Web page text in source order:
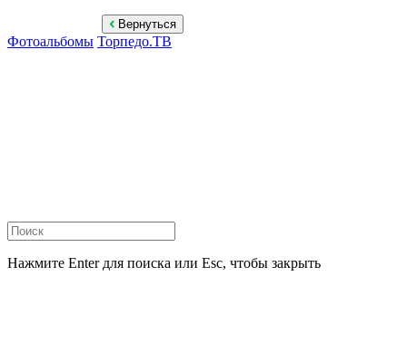
Вернуться
Фотоальбомы Торпедо.ТВ
Нажмите Enter для поиска или Esc, чтобы закрыть